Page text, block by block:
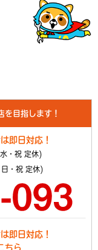
を目指します！
即日対応！
・祝 定休)
・祝 定休)
即日対応！
ちら